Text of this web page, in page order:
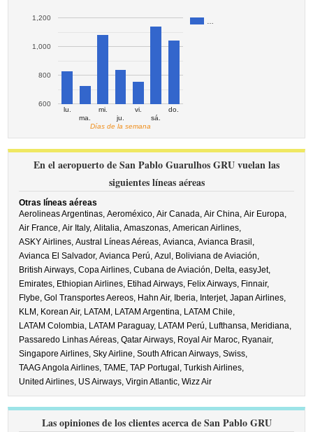
lu.
ma.
mi.
ju.
vi.
sá.
do.
600
800
1,000
1,200
Días de la semana
En el aeropuerto de San Pablo Guarulhos GRU vuelan las
siguientes líneas aéreas
Otras líneas aéreas
Aerolineas Argentinas,Aeroméxico,Air Canada,Air China,Air Europa,
Air France,Air Italy,Alitalia,Amaszonas,American Airlines,
ASKY Airlines,Austral Líneas Aéreas,Avianca,Avianca Brasil,
Avianca El Salvador,Avianca Perú,Azul, Boliviana de Aviación,
British Airways,Copa Airlines,Cubana de Aviación, Delta,easyJet,
Emirates, Ethiopian Airlines, Etihad Airways, Felix Airways, Finnair,
Flybe,Gol Transportes Aereos, Hahn Air, Iberia, Interjet,Japan Airlines,
KLM, Korean Air, LATAM, LATAM Argentina, LATAM Chile,
LATAM Colombia, LATAM Paraguay, LATAM Perú, Lufthansa, Meridiana,
Passaredo Linhas Aéreas,Qatar Airways, Royal Air Maroc, Ryanair,
Singapore Airlines,Sky Airline,South African Airways,Swiss,
TAAG Angola Airlines,TAME,TAP Portugal,Turkish Airlines,
United Airlines, US Airways,Virgin Atlantic,Wizz Air
Las opiniones de los clientes acerca de San Pablo GRU